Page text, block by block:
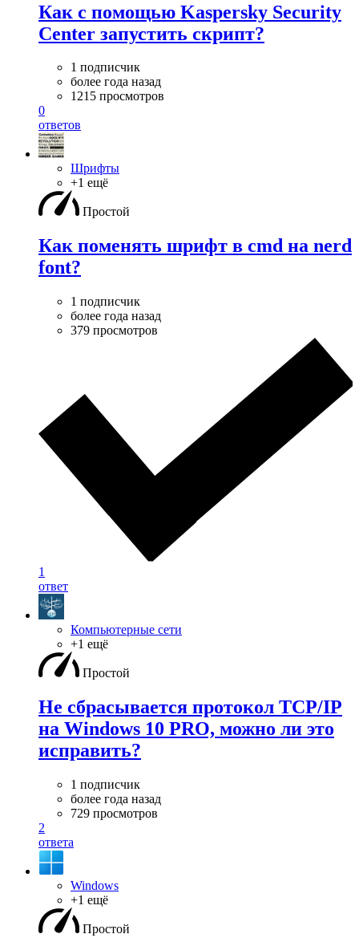
Как с помощью Kaspersky Security
Center запустить скрипт?
1 подписчик
более года назад
1215 просмотров
0
ответов
Шрифты
+1 ещё
Простой
Как поменять шрифт в cmd на nerd
font?
1 подписчик
более года назад
379 просмотров
1
ответ
Компьютерные сети
+1 ещё
Простой
Не сбрасывается протокол TCP/IP
на Windows 10 PRO, можно ли это
исправить?
1 подписчик
более года назад
729 просмотров
2
ответа
Windows
+1 ещё
Простой